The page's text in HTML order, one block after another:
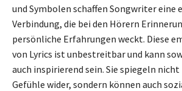
und Symbolen schaffen Songwriter eine
Verbindung, die bei den Hörern
persönliche Erfahrungen weckt. Diese
von Lyrics ist unbestreitbar und kann
auch inspirierend sein. Sie spiegeln
Gefühle wider, sondern können auch